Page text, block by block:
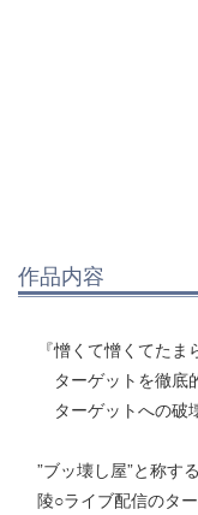
作品内容
『憎くて憎くてた
ターゲットを徹底
ターゲットへの破
”ブッ壊し屋”と称す
陵○ライブ配信のタ